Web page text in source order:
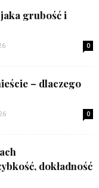
jaka grubość i
0
– dlaczego
0
dokładność